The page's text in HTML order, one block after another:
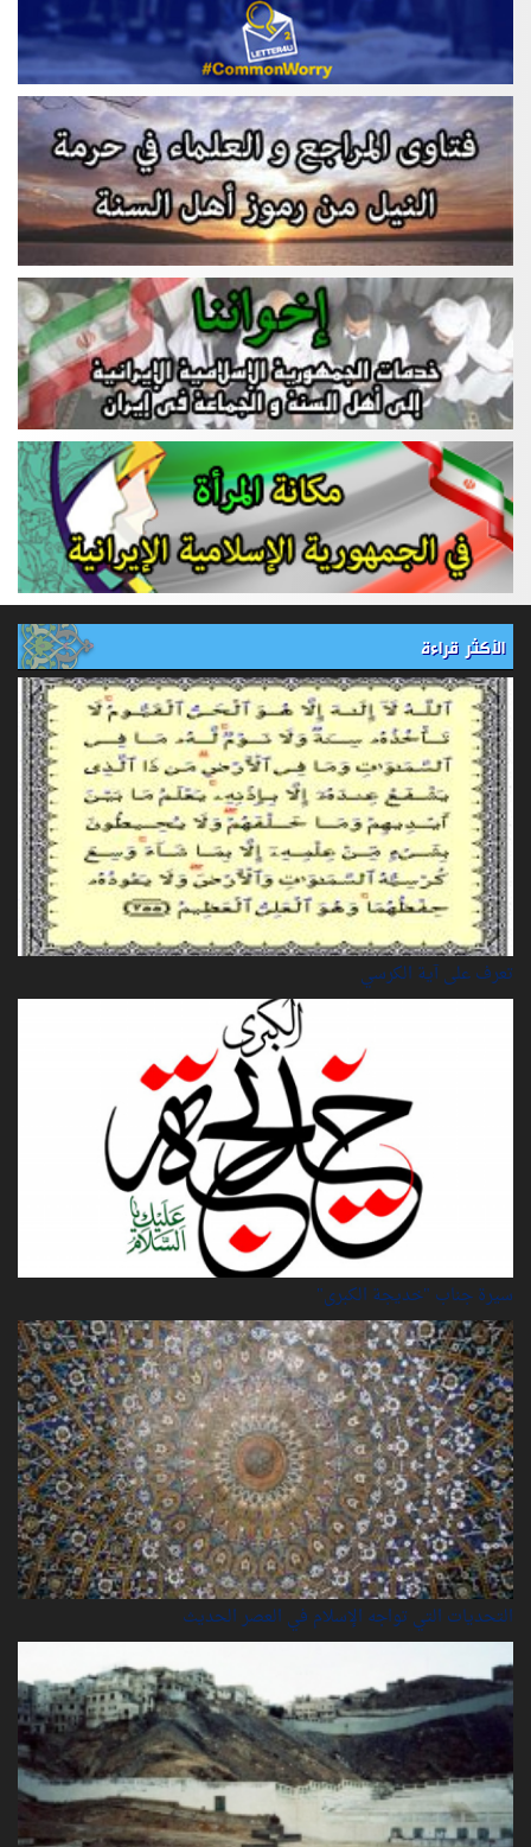
الأكثر قراءة
تعرف على آية الكرسي
سيرة‌ جناب "خديجة‌ الكبرى"
التحديات التي تواجه الإسلام في العصر الحديث